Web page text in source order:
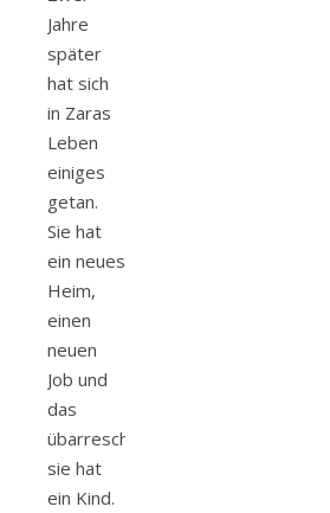
Jahre
später
hat sich
in Zaras
Leben
einiges
getan.
Sie hat
ein neues
Heim,
einen
neuen
Job und
das
übarreschenste,
sie hat
ein Kind.